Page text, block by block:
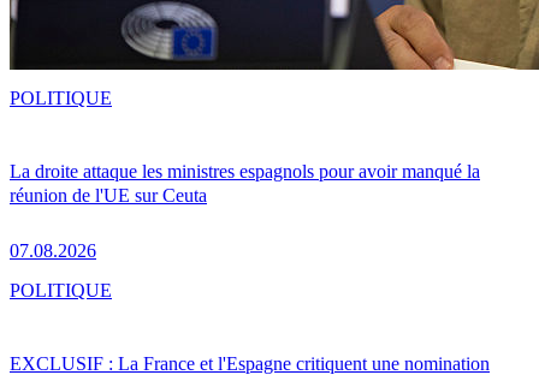
La droite attaque les ministres espagnols pour avoir manqué la
réunion de l'UE sur Ceuta
07.08.2026
POLITIQUE
EXCLUSIF : La France et l'Espagne critiquent une nomination
POLITIQUE